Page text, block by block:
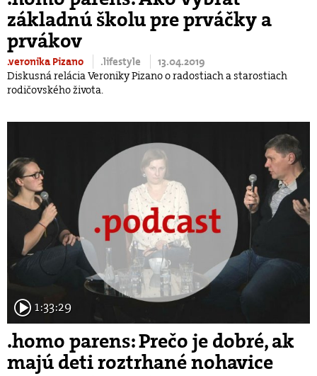
základnú školu pre prváčky a
prvákov
.veronika Pizano .lifestyle
13.04.2019
Diskusná relácia Veroniky Pizano o radostiach a starostiach
rodičovského života.
1:33:29
.homo parens: Prečo je dobré, ak
majú deti roztrhané nohavice